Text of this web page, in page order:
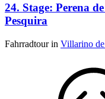
24. Stage: Perena
Pesquira
Fahrradtour in Villarino